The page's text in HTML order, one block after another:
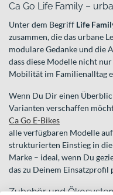
Ca Go Life Family –
Unter dem Begriff Life
zusammen, die das urbane
modulare Gedanke und die
dass diese Modelle nicht
Mobilität im Familienalltag
Wenn Du Dir einen
Varianten verschaffen
Ca Go E-Bikes
alle verfügbaren Modelle
strukturierten Einstieg in
Marke – ideal, wenn Du
das zu Deinem Einsatzprofil
Zubehör und